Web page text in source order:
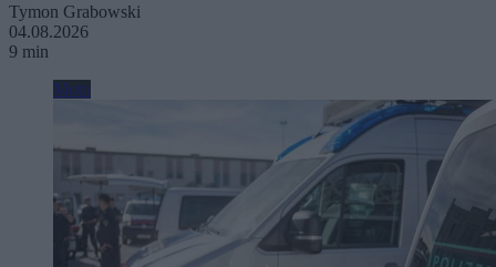
Tymon Grabowski
04.08.2026
9 min
Moto